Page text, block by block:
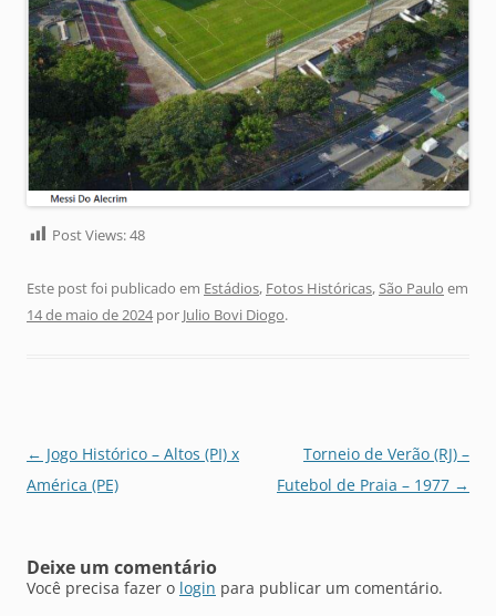
Post Views:48
Este post foi publicado em Estádios, Fotos Históricas,São Paulo em
14 de maio de 2024por Julio Bovi Diogo.
Navegação
de
← Jogo Histórico – Altos (PI) x
América (PE)
Torneio de Verão (RJ) –
Futebol de Praia – 1977 →
Deixe um comentário
Você precisa fazer o login para publicar um comentário.